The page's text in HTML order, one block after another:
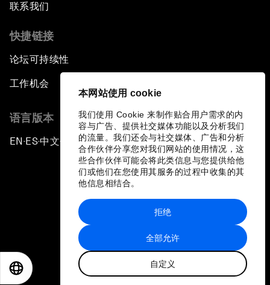
本网站使用 cookie
我们使用 Cookie 来制作贴合用户需求的内
容与广告、提供社交媒体功能以及分析我们
的流量。我们还会与社交媒体、广告和分析
合作伙伴分享您对我们网站的使用情况，这
些合作伙伴可能会将此类信息与您提供给他
们或他们在您使用其服务的过程中收集的其
他信息相结合。
全部允许
自定义
拒绝
联系我们
快捷链接
论坛可持续性
工作机会
语言版本
EN ▪ ES▪中文▪ 日本語
站点地图
世界经济论坛